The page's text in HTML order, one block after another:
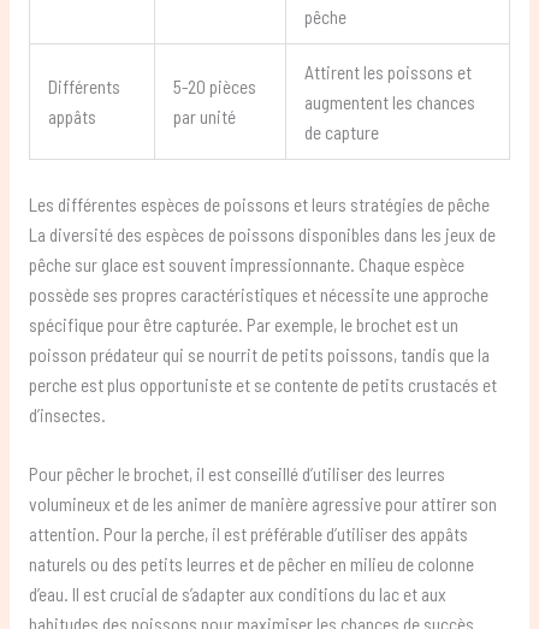
pêche
Différents
appâts
5-20 pièces
par unité
Attirent les poissons et
augmentent les chances
de capture
Les différentes espèces de poissons et leurs stratégies de pêche
La diversité des espèces de poissons disponibles dans les jeux de
pêche sur glace est souvent impressionnante. Chaque espèce
possède ses propres caractéristiques et nécessite une approche
spécifique pour être capturée. Par exemple, le brochet est un
poisson prédateur qui se nourrit de petits poissons, tandis que la
perche est plus opportuniste et se contente de petits crustacés et
d’insectes.
Pour pêcher le brochet, il est conseillé d’utiliser des leurres
volumineux et de les animer de manière agressive pour attirer son
attention. Pour la perche, il est préférable d’utiliser des appâts
naturels ou des petits leurres et de pêcher en milieu de colonne
d’eau. Il est crucial de s’adapter aux conditions du lac et aux
habitudes des poissons pour maximiser les chances de succès.